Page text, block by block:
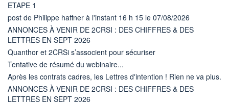
ETAPE 1
post de Philippe haffner à l'instant 16 h 15 le 07/08/2026
ANNONCES À VENIR DE 2CRSI : DES CHIFFRES & DES
LETTRES EN SEPT 2026
Quanthor et 2CRSi s’associent pour sécuriser
Tentative de résumé du webinaire...
Après les contrats cadres, les Lettres d'intention ! Rien ne va plus.
ANNONCES À VENIR DE 2CRSI : DES CHIFFRES & DES
LETTRES EN SEPT 2026